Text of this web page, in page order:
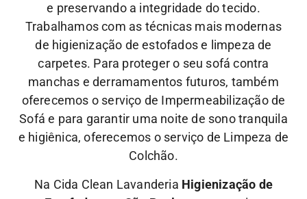
e preservando a integridade do tecido.
Trabalhamos com as técnicas mais modernas
de higienização de estofados e limpeza de
carpetes. Para proteger o seu sofá contra
manchas e derramamentos futuros, também
oferecemos o serviço de Impermeabilização de
Sofá e para garantir uma noite de sono tranquila
e higiênica, oferecemos o serviço de Limpeza de
Colchão.
Na Cida Clean Lavanderia Higienização de